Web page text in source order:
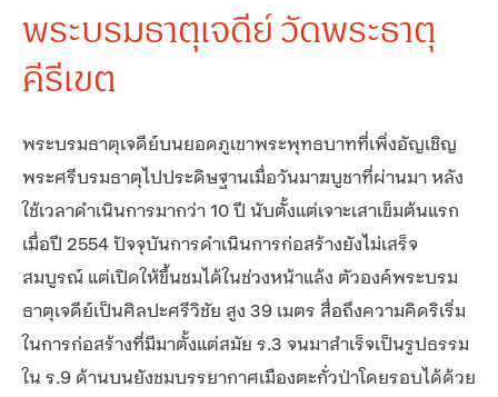
พระบรมธาตุเจดีย์ วัดพระธาตุ
คีรีเขต
พระบรมธาตุเจดีย์บนยอดภูเขาพระพุทธบาทที่เพิ่งอัญเชิญ
พระศรีบรมธาตุไปประดิษฐานเมื่อวันมาฆบูชาที่ผ่านมา หลัง
ใช้เวลาดำเนินการมากว่า 10 ปี นับตั้งแต่เจาะเสาเข็มต้นแรก
เมื่อปี 2554 ปัจจุบันการดำเนินการก่อสร้างยังไม่เสร็จ
สมบูรณ์ แต่เปิดให้ขึ้นชมได้ในช่วงหน้าแล้ง ตัวองค์พระบรม
ธาตุเจดีย์เป็นศิลปะศรีวิชัย สูง 39 เมตร สื่อถึงความคิดริเริ่ม
ในการก่อสร้างที่มีมาตั้งแต่สมัย ร.3 จนมาสำเร็จเป็นรูปธรรม
ใน ร.9 ด้านบนยังชมบรรยากาศเมืองตะกั่วป่าโดยรอบได้ด้วย